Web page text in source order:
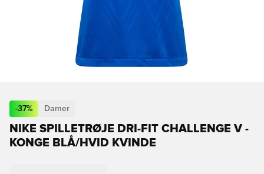
-37% Damer
NIKE SPILLETRØJE DRI-FIT CHALLENGE V -
KONGE BLÅ/HVID KVINDE